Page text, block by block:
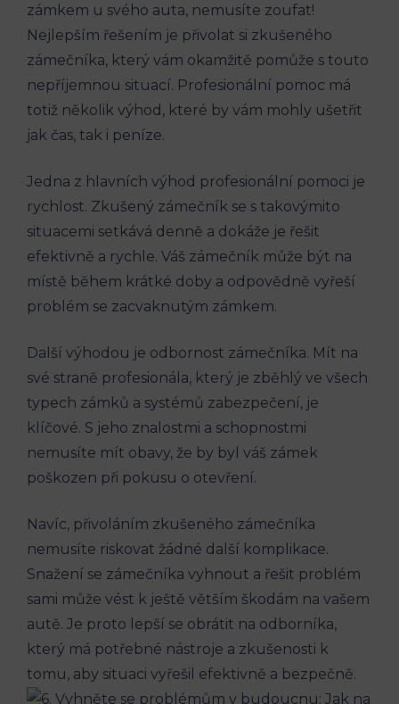
zámkem u svého auta, nemusíte zoufat!
Nejlepším řešením ⁣je přivolat si⁤ zkušeného
zámečníka, který vám okamžitě ⁤pomůže s touto
nepříjemnou situací. Profesionální pomoc má
totiž několik‍ výhod, které by vám mohly ušetřit
⁢jak čas, tak i peníze.
Jedna z hlavních výhod profesionální‌ pomoci je‌
rychlost. Zkušený zámečník se ⁤s takovýmito⁤
situacemi setkává ‍denně a‍ dokáže je řešit
efektivně​ a⁢ rychle. Váš zámečník ⁣může být na
místě během krátké doby a ​odpovědně vyřeší​
problém se zacvaknutým zámkem.
Další ‌výhodou je odbornost⁣ zámečníka. Mít na​
své​ straně‌ profesionála, ⁢který je ⁤zběhlý ve ​všech
typech zámků ‌a systémů zabezpečení, je
klíčové.​ S ‍jeho znalostmi a​ schopnostmi
nemusíte ‌mít obavy, ⁢že by byl váš zámek
poškozen při pokusu‌ o otevření.
Navíc, přivoláním zkušeného zámečníka
nemusíte ⁤riskovat žádné další komplikace.
Snažení se zámečníka​ vyhnout a řešit​ problém
sami může vést k ještě větším⁤ škodám na vašem‌
autě. Je proto lepší se obrátit na odborníka,​
který ‍má potřebné nástroje a ⁢zkušenosti k​
tomu, aby situaci‌ vyřešil efektivně a ‌bezpečně.